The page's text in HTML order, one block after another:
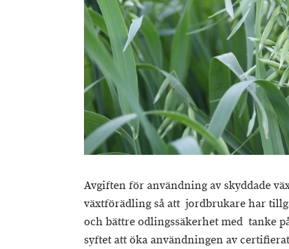
Avgiften för användning av skyddade
växtförädling så att jordbrukare har
och bättre odlingssäkerhet med tanke
syftet att öka användningen av